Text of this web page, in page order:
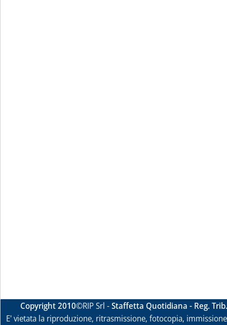
Copyright 2010©RIP Srl -Staffetta Quotidiana - Reg.
E' vietata la riproduzione, ritrasmissione, fotocopia,